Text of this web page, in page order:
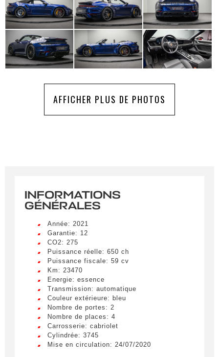
AFFICHER PLUS DE PHOTOS
INFORMATIONS
GÉNÉRALES
Année: 2021
Garantie: 12
CO2: 275
Puissance réelle: 650 ch
Puissance fiscale: 59 cv
Km: 23470
Energie: essence
Transmission: automatique
Couleur extérieure: bleu
Nombre de portes: 2
Nombre de places: 4
Carrosserie: cabriolet
Cylindrée: 3745
Mise en circulation: 24/07/2020